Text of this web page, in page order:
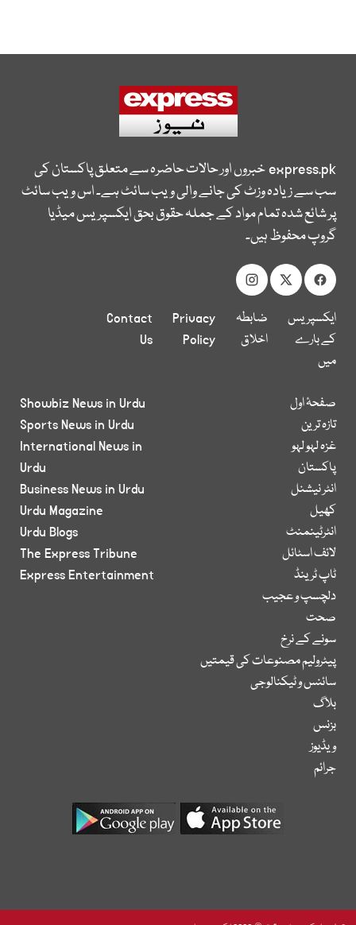
express.pkخبروں اور حالات حاضرہ سے متعلق پاکستان کی
سب سے زیادہ وزٹ کی جانے والی ویب سائٹ ہے۔ اس ویب سائٹ
پر شائع شدہ تمام مواد کے جملہ حقوق بحق ایکسپریس میڈیا
گروپ محفوظ ہیں۔
ایکسپریس
کے بارے
میں
ضابطہ
اخلاق
Privacy
Policy
Contact
Us
صفحۂ اول
تازہ ترین
غزہ لہو لہو
پاکستان
انٹر نیشنل
کھیل
انٹرٹینمنٹ
لائف اسٹائل
ٹاپ ٹرینڈ
دلچسپ و عجیب
صحت
سونے کے نرخ
پیٹرولیم مصنوعات کی قیمتیں
سائنس و ٹیکنالوجی
بلاگ
بزنس
ویڈیوز
جرائم
Showbiz News in Urdu
Sports News in Urdu
International News in
Urdu
Business News in Urdu
Urdu Magazine
Urdu Blogs
The Express Tribune
Express Entertainment